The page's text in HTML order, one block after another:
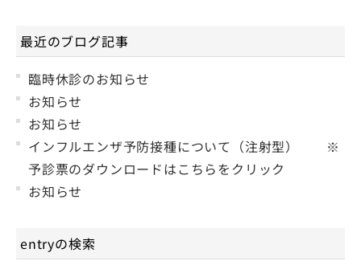
最近のブログ記事
臨時休診のお知らせ
お知らせ
お知らせ
インフルエンザ予防接種について（注射型） ※
予診票のダウンロードはこちらをクリック
お知らせ
entryの検索